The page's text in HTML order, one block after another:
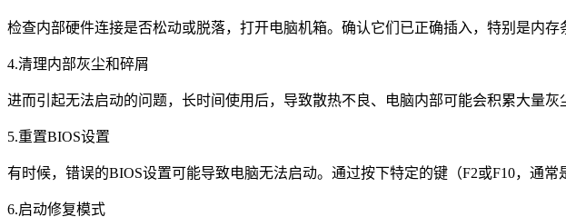
检查内部硬件连接是否松动或脱落，打开电脑机箱。确认它们已正确插入，特别是内存
4.清理内部灰尘和碎屑
进而引起无法启动的问题，长时间使用后，导致散热不良、电脑内部可能会积累大量
5.重置BIOS设置
有时候，错误的BIOS设置可能导致电脑无法启动。通过按下特定的键（F2或F10，通常
6.启动修复模式